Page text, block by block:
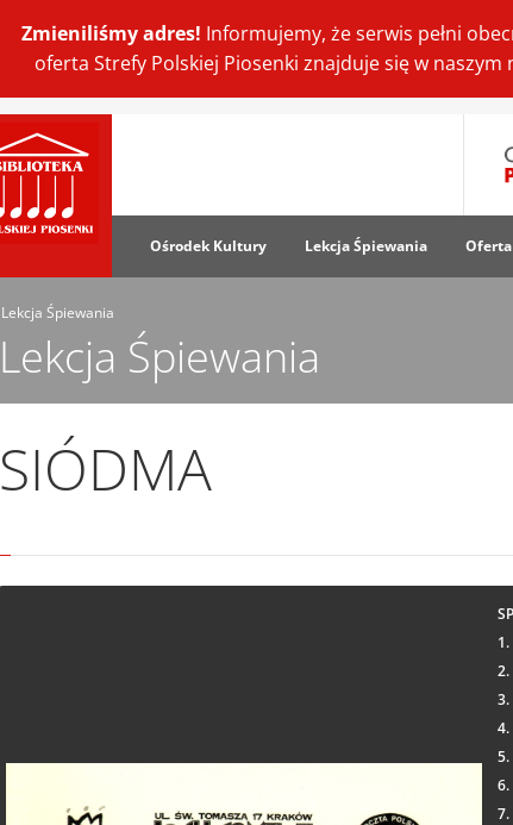
Zmieniliśmy adres! Informujemy, że serwis pełni
oferta Strefy Polskiej Piosenki znajduje się w naszym
Ośrodek Kultury Lekcja Śpiewania Oferta
Lekcja Śpiewania
Lekcja Śpiewania
SIÓDMA
2.
3.
4.
5.
6.
7.